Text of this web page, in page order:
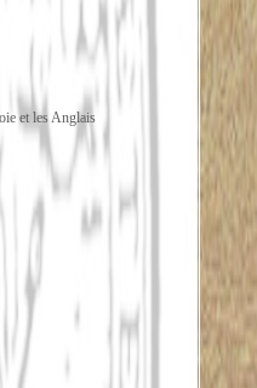
et les Anglais